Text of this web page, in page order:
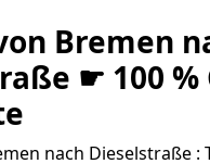
Bremen
☛ 100 %
nach Dieselstraße :